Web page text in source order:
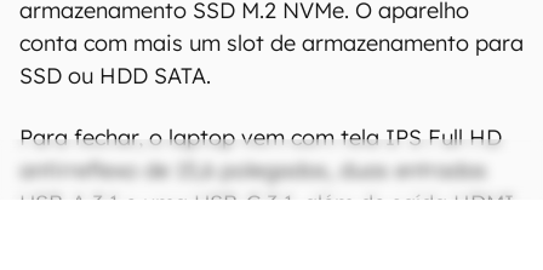
armazenamento SSD M.2 NVMe. O aparelho
conta com mais um slot de armazenamento para
SSD ou HDD SATA.
Para fechar, o laptop vem com tela IPS Full HD
antirreflexo de 15,6 polegadas, duas entradas
USB-A 3.1 e uma USB-C 3.1, além de saída HDMI